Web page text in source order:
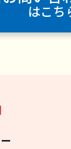
はこち